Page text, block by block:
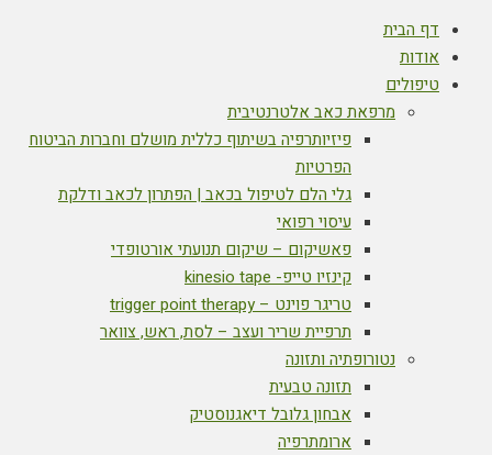
דף הבית
אודות
טיפולים
מרפאת כאב אלטרנטיבית
פיזיותרפיה בשיתוף כללית מושלם וחברות הביטוח
הפרטיות
גלי הלם לטיפול בכאב | הפתרון לכאב ודלקת
עיסוי רפואי
פאשיקום – שיקום תנועתי אורטופדי
קינזיו טייפ- kinesio tape
טריגר פוינט – trigger point therapy
תרפיית שריר ועצב – לסת, ראש, צוואר
נטורופתיה ותזונה
תזונה טבעית
אבחון גלובל דיאגנוסטיק
ארומתרפיה